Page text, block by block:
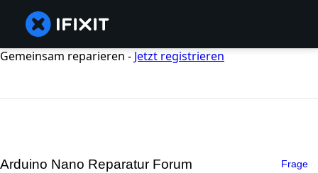
Gemeinsam reparieren - Jetzt registrieren
Arduino Nano Reparatur Forum Frage